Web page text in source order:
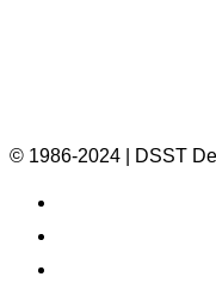
© 1986-2024 | DSST